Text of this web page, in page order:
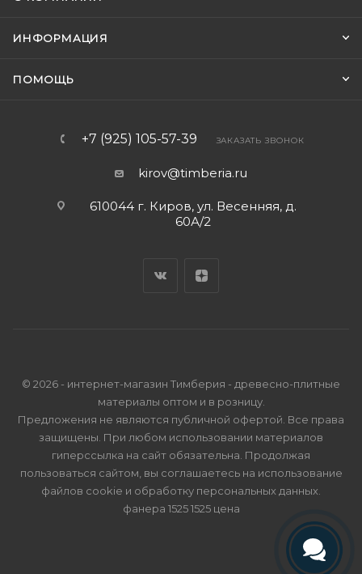
ИНФОРМАЦИЯ
ПОМОЩЬ
+7 (925) 105-57-39 ЗАКАЗАТЬ ЗВОНОК
kirov@timberia.ru
610044 г. Киров, ул. Весенняя, д.
60А/2
© 2026 - интернет-магазин Тимберия - древесно-плитные
материалы оптом и в розницу.
Предложения не являются публичной офертой. Все права
защищены. При любом использовании материалов
гиперссылка на сайт обязательна. Продолжая
пользоваться сайтом, вы соглашаетесь на использование
файлов cookie и обработку персональных данных
фанера 1525 1525 цена